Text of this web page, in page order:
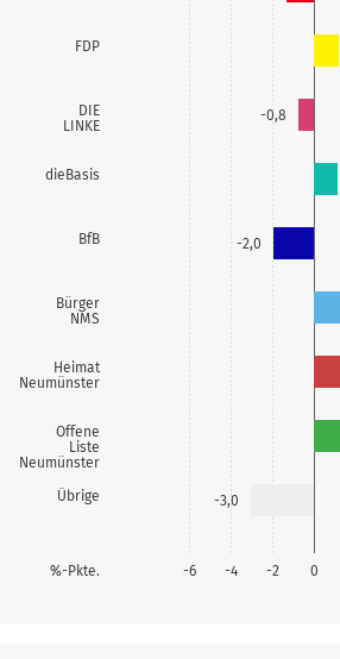
FDP
DIE
LINKE
dieBasis
BfB
Bürger
NMS
Heimat
Neumünster
Offene
Liste
Neumünster
Übrige
-6 -4 -2 0
%-Pkte.
-0,8
-2,0
-3,0